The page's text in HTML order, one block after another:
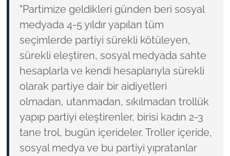
"Partimize geldikleri günden beri sosyal
medyada 4-5 yıldır yapılan tüm
seçimlerde partiyi sürekli kötüleyen,
sürekli eleştiren, sosyal medyada sahte
hesaplarla ve kendi hesaplarıyla sürekli
olarak partiye dair bir aidiyetleri
olmadan, utanmadan, sıkılmadan trollük
yapıp partiyi eleştirenler, birisi kadın 2-3
tane trol, bugün içerideler. Troller içeride,
sosyal medya ve bu partiyi yıpratanlar